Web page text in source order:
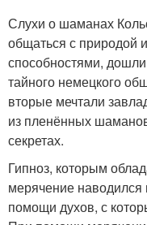
Слухи о шаманах
общаться с природой
способностями,
тайного немецкого
вторые мечтали
из пленённых
секретах.
Гипноз, которым
мерячение
помощи духов, с